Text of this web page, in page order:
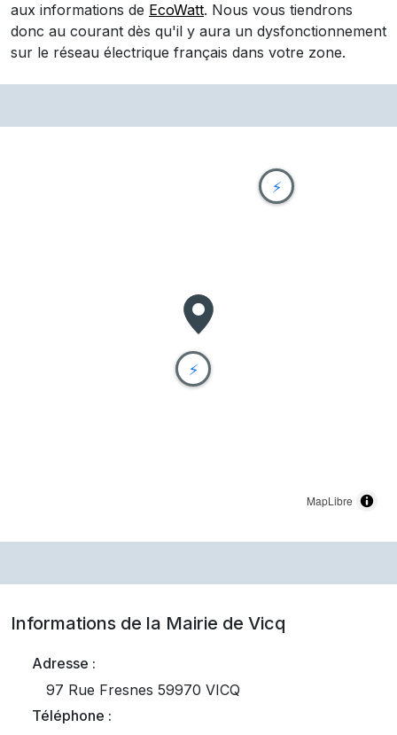
aux informations de EcoWatt. Nous vous tiendrons
donc au courant dès qu'il y aura un dysfonctionnement
sur le réseau électrique français dans votre zone.
⚡
⚡
MapLibre
Informations de la Mairie de Vicq
Adresse :
97 Rue Fresnes 59970 VICQ
Téléphone :